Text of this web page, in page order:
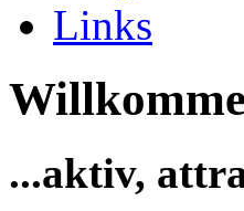
Links
...aktiv,